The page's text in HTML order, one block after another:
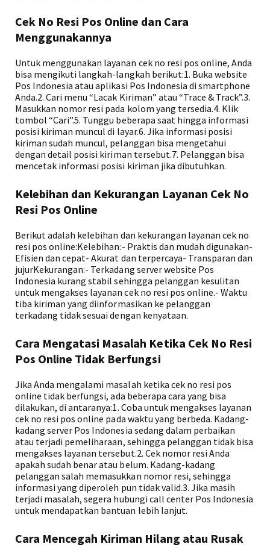
Cek No Resi Pos Online dan Cara
Menggunakannya
Untuk menggunakan layanan cek no resi pos online, Anda
bisa mengikuti langkah-langkah berikut:1. Buka website
Pos Indonesia atau aplikasi Pos Indonesia di smartphone
Anda.2. Cari menu “Lacak Kiriman” atau “Trace & Track”.3.
Masukkan nomor resi pada kolom yang tersedia.4. Klik
tombol “Cari”.5. Tunggu beberapa saat hingga informasi
posisi kiriman muncul di layar.6. Jika informasi posisi
kiriman sudah muncul, pelanggan bisa mengetahui
dengan detail posisi kiriman tersebut.7. Pelanggan bisa
mencetak informasi posisi kiriman jika dibutuhkan.
Kelebihan dan Kekurangan Layanan Cek No
Resi Pos Online
Berikut adalah kelebihan dan kekurangan layanan cek no
resi pos online:Kelebihan:- Praktis dan mudah digunakan-
Efisien dan cepat- Akurat dan terpercaya- Transparan dan
jujurKekurangan:- Terkadang server website Pos
Indonesia kurang stabil sehingga pelanggan kesulitan
untuk mengakses layanan cek no resi pos online.- Waktu
tiba kiriman yang diinformasikan ke pelanggan
terkadang tidak sesuai dengan kenyataan.
Cara Mengatasi Masalah Ketika Cek No Resi
Pos Online Tidak Berfungsi
Jika Anda mengalami masalah ketika cek no resi pos
online tidak berfungsi, ada beberapa cara yang bisa
dilakukan, di antaranya:1. Coba untuk mengakses layanan
cek no resi pos online pada waktu yang berbeda. Kadang-
kadang server Pos Indonesia sedang dalam perbaikan
atau terjadi pemeliharaan, sehingga pelanggan tidak bisa
mengakses layanan tersebut.2. Cek nomor resi Anda
apakah sudah benar atau belum. Kadang-kadang
pelanggan salah memasukkan nomor resi, sehingga
informasi yang diperoleh pun tidak valid.3. Jika masih
terjadi masalah, segera hubungi call center Pos Indonesia
untuk mendapatkan bantuan lebih lanjut.
Cara Mencegah Kiriman Hilang atau Rusak